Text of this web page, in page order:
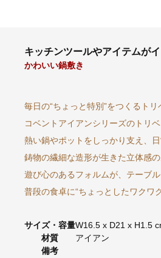
キッチンツールやアイテムが
かわいい鍋敷き
毎日の“ちょっと特別”をつくるトリ
コベントアイアンシリーズのトリ
熱い鍋やポットをしっかり支え、
鋳物の繊細な造形が生きた立体感
遊び心のあるフォルムが、テーブ
普段の食卓に“ちょっとしたワクワ
サイズ・容量W16.5 x D21 x H1.5
材質
アイアン
備考